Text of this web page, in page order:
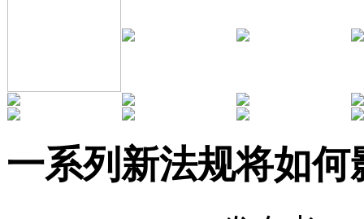
一系列新法规将如